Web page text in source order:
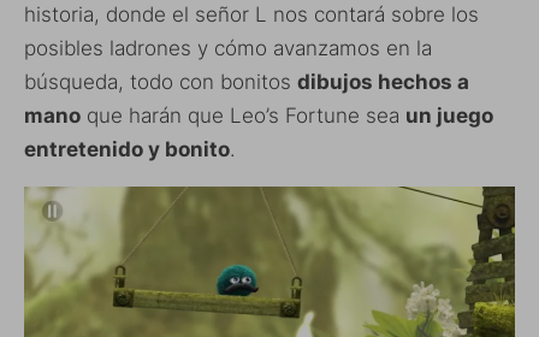
historia, donde el señor L nos contará sobre los
posibles ladrones y cómo avanzamos en la
búsqueda, todo con bonitos dibujos hechos a
mano que harán que Leo’s Fortune sea un juego
entretenido y bonito.